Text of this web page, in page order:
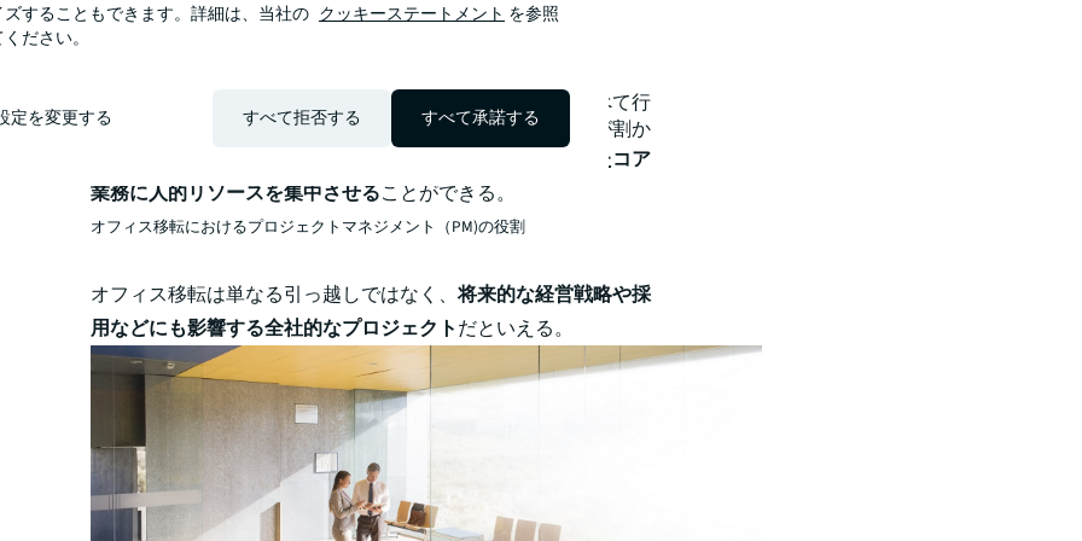
ネットワーク・什器等施工
コンサルタントに依頼しない場合は上記の作業を自社ですべて行
うことになるのが一般的だが、それには多くの人員や時間が割か
プロに任せることで、営業や企画開発といったコア
業務に人的リソースを集中させることができる。
オフィス移転におけるプロジェクトマネジメント（PM)の役割
オフィス移転は単なる引っ越しではなく、将来的な経営戦略や採
用などにも影響する全社的なプロジェクトだといえる。
ズすることもできます。詳細は、当社の クッキーステートメント を参照
ださい。
定を変更する すべて拒否する すべて承諾する